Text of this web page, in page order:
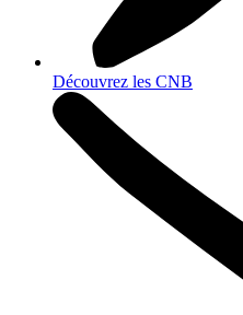
Découvrez les CNB